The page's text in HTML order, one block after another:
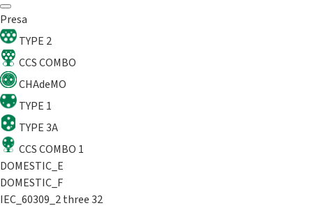
Presa
TYPE 2
CCS COMBO
CHAdeMO
TYPE 1
TYPE 3A
CCS COMBO 1
DOMESTIC_E
DOMESTIC_F
IEC_60309_2 three 32